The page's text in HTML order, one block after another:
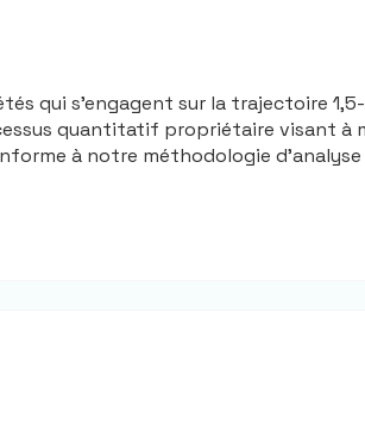
qui s'engagent sur la trajectoire
quantitatif propriétaire visant à
à notre méthodologie d'analyse